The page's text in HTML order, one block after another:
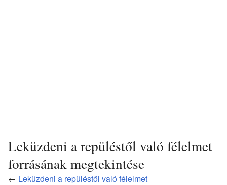
Leküzdeni a repüléstől való félelmet
forrásának megtekintése
← Leküzdeni a repüléstől való félelmet